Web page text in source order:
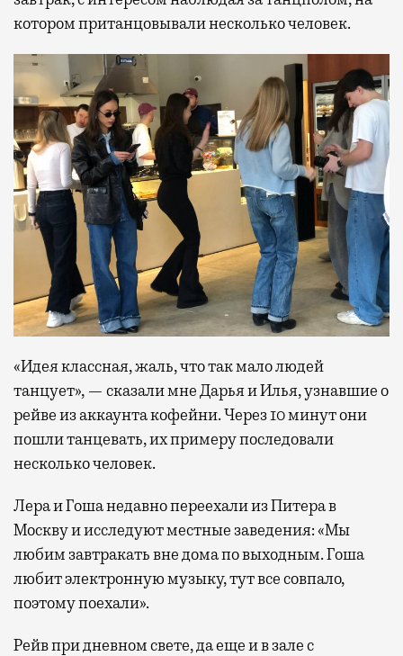
котором пританцовывали несколько человек.
«Идея классная, жаль, что так мало людей
танцует», — сказали мне Дарья и Илья, узнавшие о
рейве из аккаунта кофейни. Через 10 минут они
пошли танцевать, их примеру последовали
несколько человек.
Лера и Гоша недавно переехали из Питера в
Москву и исследуют местные заведения: «Мы
любим завтракать вне дома по выходным. Гоша
любит электронную музыку, тут все совпало,
поэтому поехали».
Рейв при дневном свете, да еще и в зале с